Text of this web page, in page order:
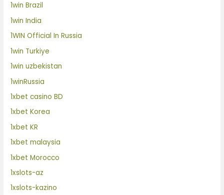
1win Brazil
1win India
1WIN Official In Russia
1win Turkiye
1win uzbekistan
1winRussia
1xbet casino BD
1xbet Korea
1xbet KR
1xbet malaysia
1xbet Morocco
1xslots-az
1xslots-kazino